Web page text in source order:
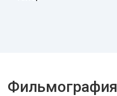
Фильмография